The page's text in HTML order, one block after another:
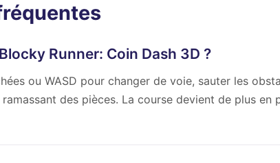
Runner: Coin Dash 3D ?
ou WASD pour changer de voie, sauter les
des pièces. La course devient de plus en